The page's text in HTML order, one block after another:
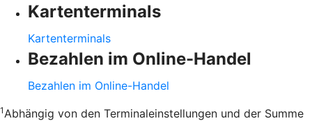
Kartenterminals
Kartenterminals
Bezahlen im Online-Handel
Bezahlen im Online-Handel
1 Abhängig von den Terminaleinstellungen und der Summe